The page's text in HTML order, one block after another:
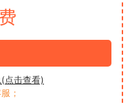
点击查看)
；